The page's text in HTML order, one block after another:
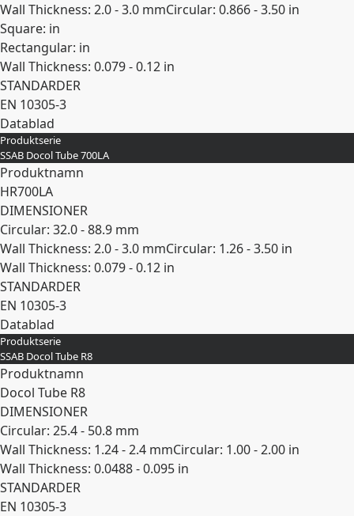
Wall Thickness: 2.0 - 3.0 mmCircular: 0.866 - 3.50 in
Square: in
Rectangular: in
Wall Thickness: 0.079 - 0.12 in
STANDARDER
EN 10305-3
Datablad
Expandera
Produktserie
SSAB Docol Tube 700LA
Produktnamn
HR700LA
DIMENSIONER
Circular: 32.0 - 88.9 mm
Wall Thickness: 2.0 - 3.0 mmCircular: 1.26 - 3.50 in
Wall Thickness: 0.079 - 0.12 in
STANDARDER
EN 10305-3
Datablad
Expandera
Produktserie
SSAB Docol Tube R8
Produktnamn
Docol Tube R8
DIMENSIONER
Circular: 25.4 - 50.8 mm
Wall Thickness: 1.24 - 2.4 mmCircular: 1.00 - 2.00 in
Wall Thickness: 0.0488 - 0.095 in
STANDARDER
EN 10305-3